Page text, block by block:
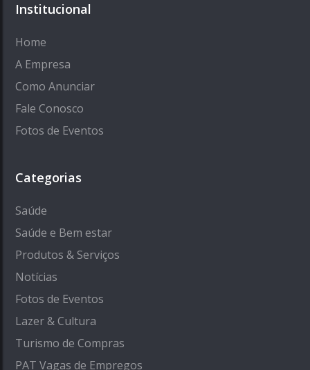
Institucional
Home
A Empresa
Como Anunciar
Fale Conosco
Fotos de Eventos
Categorias
Saúde
Saúde e Bem estar
Produtos & Serviços
Notícias
Fotos de Eventos
Lazer & Cultura
Turismo de Compras
PAT Vagas de Empregos